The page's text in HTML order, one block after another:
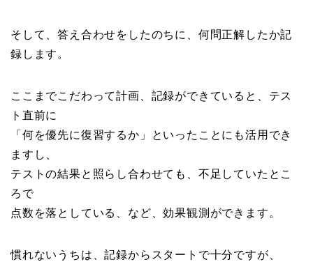
そして、答え合わせをしたのちに、何問正解したか記
録します。
ここまでこだわって計画、記録ができていると、テス
ト直前に
「何を優先に復習するか」といったことにも活用でき
ますし、
テストの結果と照らし合わせても、不足していたとこ
ろで
点数を落としている、など、効果観測ができます。
慣れないうちは、記録からスタートで十分ですが、